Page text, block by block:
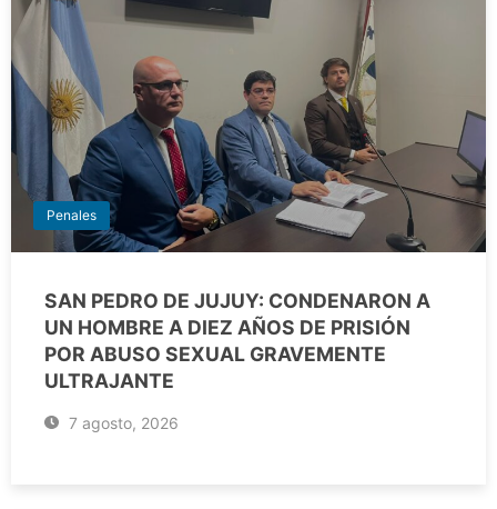
Penales
SAN PEDRO DE JUJUY: CONDENARON A
UN HOMBRE A DIEZ AÑOS DE PRISIÓN
POR ABUSO SEXUAL GRAVEMENTE
ULTRAJANTE
7 agosto, 2026